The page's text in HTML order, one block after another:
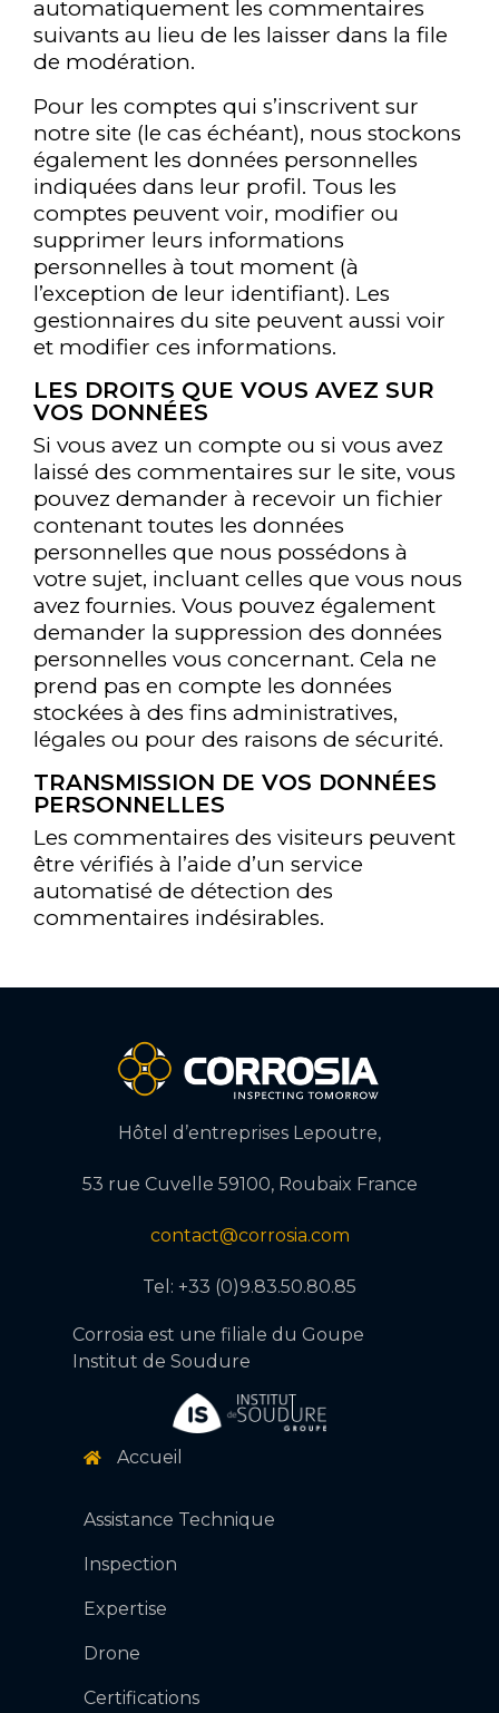
automatiquement les commentaires
suivants au lieu de les laisser dans la file
de modération.
Pour les comptes qui s’inscrivent sur
notre site (le cas échéant), nous stockons
également les données personnelles
indiquées dans leur profil. Tous les
comptes peuvent voir, modifier ou
supprimer leurs informations
personnelles à tout moment (à
l’exception de leur identifiant). Les
gestionnaires du site peuvent aussi voir
et modifier ces informations.
LES DROITS QUE VOUS AVEZ SUR
VOS DONNÉES
Si vous avez un compte ou si vous avez
laissé des commentaires sur le site, vous
pouvez demander à recevoir un fichier
contenant toutes les données
personnelles que nous possédons à
votre sujet, incluant celles que vous nous
avez fournies. Vous pouvez également
demander la suppression des données
personnelles vous concernant. Cela ne
prend pas en compte les données
stockées à des fins administratives,
légales ou pour des raisons de sécurité.
TRANSMISSION DE VOS DONNÉES
PERSONNELLES
Les commentaires des visiteurs peuvent
être vérifiés à l’aide d’un service
automatisé de détection des
commentaires indésirables.
Hôtel d’entreprises Lepoutre,
53 rue Cuvelle 59100, Roubaix France
contact@corrosia.com
Tel: +33 (0)9.83.50.80.85
Corrosia est une filiale du Goupe
Institut de Soudure
Accueil
Assistance Technique
Inspection
Expertise
Drone
Certifications
Envoyer